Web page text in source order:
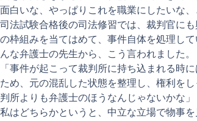
面白いな、やっぱりこれを職業にしたいな
司法試験合格後の司法修習では、裁判官に
の枠組みを当てはめて、事件自体を処理し
んな弁護士の先生から、こう言われました。
「事件が起こって裁判所に持ち込まれる時
ため、元の混乱した状態を整理し、権利を
判所よりも弁護士のほうなんじゃないかな」
私はどちらかというと、中立な立場で物事